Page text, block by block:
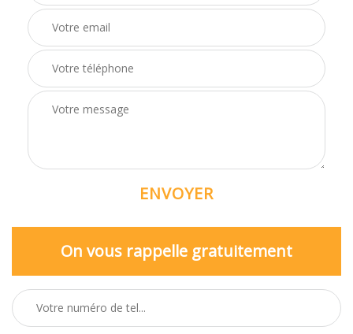
On vous rappelle gratuitement